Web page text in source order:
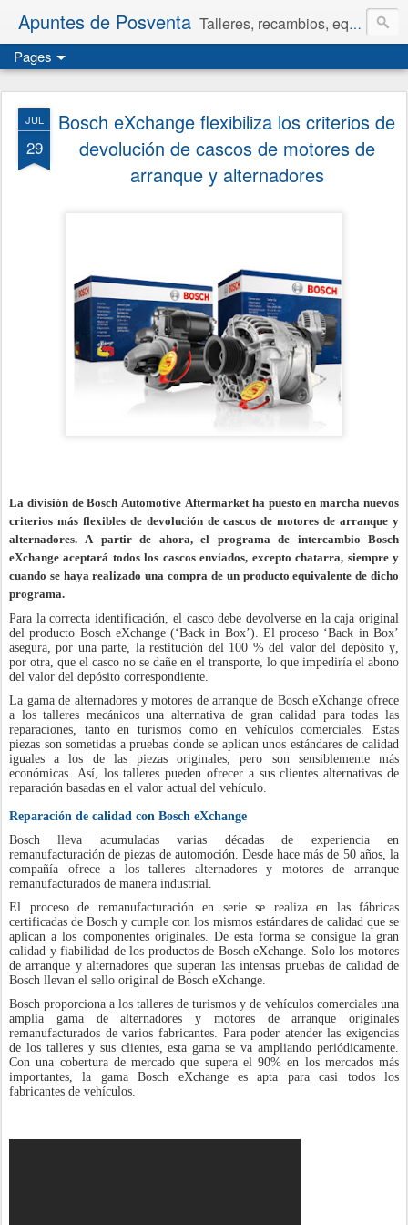
Apuntes de Posventa Talleres, recambios, equipamiento y neumáticos.
Pages
JUL
29
Bosch eXchange flexibiliza los criterios de
devolución de cascos de motores de
arranque y alternadores
La división de Bosch Automotive Aftermarket ha puesto en marcha nuevos
criterios más flexibles de devolución de cascos de motores de arranque y
alternadores. A partir de ahora, el programa de intercambio Bosch
eXchange aceptará todos los cascos enviados, excepto chatarra, siempre y
cuando se haya realizado una compra de un producto equivalente de dicho
programa.
Para la correcta identificación, el casco debe devolverse en la caja original
del producto Bosch eXchange (‘Back in Box’). El proceso ‘Back in Box’
asegura, por una parte, la restitución del 100 % del valor del depósito y,
por otra, que el casco no se dañe en el transporte, lo que impediría el abono
del valor del depósito correspondiente.
La gama de alternadores y motores de arranque de Bosch eXchange ofrece
a los talleres mecánicos una alternativa de gran calidad para todas las
reparaciones, tanto en turismos como en vehículos comerciales. Estas
piezas son sometidas a pruebas donde se aplican unos estándares de calidad
iguales a los de las piezas originales, pero son sensiblemente más
económicas. Así, los talleres pueden ofrecer a sus clientes alternativas de
reparación basadas en el valor actual del vehículo.
Reparación de calidad con Bosch eXchange
Bosch lleva acumuladas varias décadas de experiencia en
remanufacturación de piezas de automoción. Desde hace más de 50 años, la
compañía ofrece a los talleres alternadores y motores de arranque
remanufacturados de manera industrial.
El proceso de remanufacturación en serie se realiza en las fábricas
certificadas de Bosch y cumple con los mismos estándares de calidad que se
aplican a los componentes originales. De esta forma se consigue la gran
calidad y fiabilidad de los productos de Bosch eXchange. Solo los motores
de arranque y alternadores que superan las intensas pruebas de calidad de
Bosch llevan el sello original de Bosch eXchange.
Bosch proporciona a los talleres de turismos y de vehículos comerciales una
amplia gama de alternadores y motores de arranque originales
remanufacturados de varios fabricantes. Para poder atender las exigencias
de los talleres y sus clientes, esta gama se va ampliando periódicamente.
Con una cobertura de mercado que supera el 90% en los mercados más
importantes, la gama Bosch eXchange es apta para casi todos los
fabricantes de vehículos.